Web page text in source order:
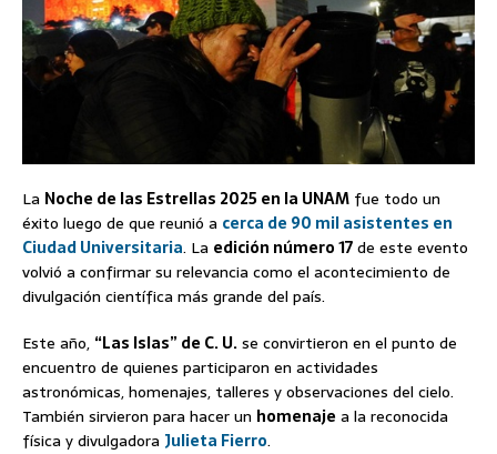
La Noche de las Estrellas 2025 en la UNAM fue todo un
éxito luego de que reunió a cerca de 90 mil asistentes en
Ciudad Universitaria. La edición número 17de este evento
volvió a confirmar su relevancia como el acontecimiento de
divulgación científica más grande del país.
Este año, “Las Islas” de C. U.se convirtieron en el punto de
encuentro de quienes participaron en actividades
astronómicas, homenajes, talleres y observaciones del cielo.
También sirvieron para hacer un homenaje a la reconocida
física y divulgadora Julieta Fierro.